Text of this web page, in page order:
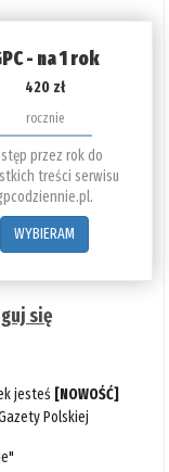
- na 1 rok
420 zł
rocznie
przez rok do
treści serwisu
WYBIERAM
się
jesteś [NOWOŚĆ]
Polskiej